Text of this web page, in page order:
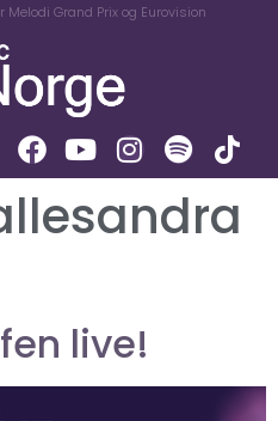
Grand Prix og Eurovision
live!